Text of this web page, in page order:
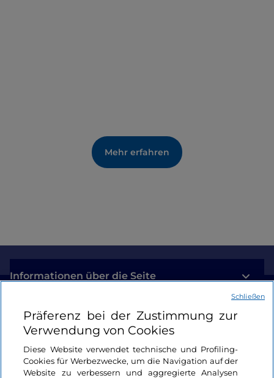
Mehr erfahren
Informationen über die Seite
Nützliche Links
Login
Bleiben wir in Kontakt
Präferenz bei der Zustimmung zur
Verwendung von Cookies
Diese Website verwendet technische und Profiling-
Cookies für Werbezwecke, um die Navigation auf der
Website zu verbessern und aggregierte Analysen
Schließen